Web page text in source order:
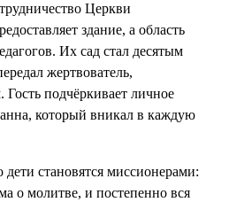
Церкви
здание, а область
Их сад стал десятым
жертвователь,
подчёркивает личное
который вникал в каждую
становятся миссионерами:
о молитве, и постепенно вся